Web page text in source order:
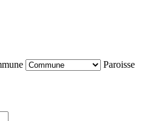
Paroisse